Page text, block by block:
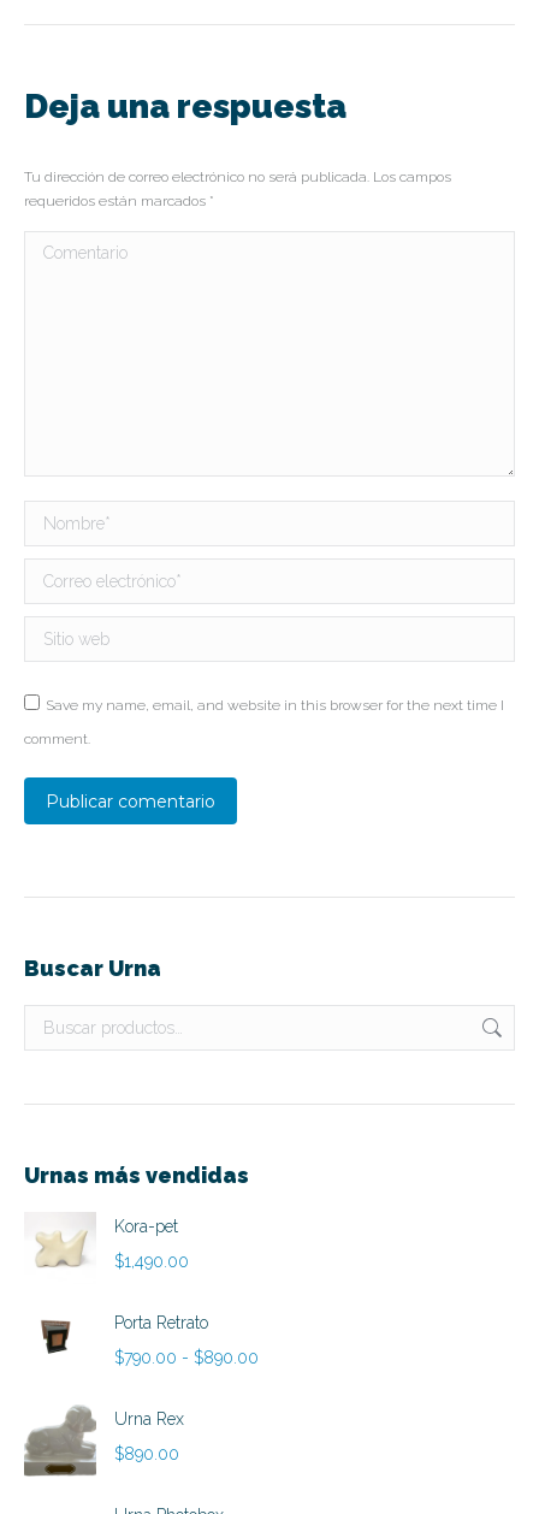
Deja una respuesta
Tu dirección de correo electrónico no será publicada. Los campos
requeridos están marcados *
Comentario
Nombre *
Correo electrónico *
Sitio web
Save my name, email, and website in this browser for the next time I
comment.
Publicar comentario
Buscar Urna
Urnas más vendidas
Kora-pet
$1,490.00
Porta Retrato
$790.00 - $890.00
Urna Rex
$890.00